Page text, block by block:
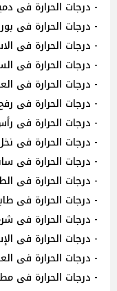
- درجات الحرارة فى دمياط
- درجات الحرارة فى بورسعيد
- درجات الحرارة فى
- درجات الحرارة فى السويس
- درجات الحرارة فى العريش
- درجات الحرارة فى رفح الصغرى
- درجات الحرارة فى رأس سدر
- درجات الحرارة فى نخل
- درجات الحرارة فى سانت
- درجات الحرارة فى الطور
- درجات الحرارة فى طابا الصغرى
- درجات الحرارة فى شرم
- درجات الحرارة فى
- درجات الحرارة فى العلمين
- درجات الحرارة فى مطروح